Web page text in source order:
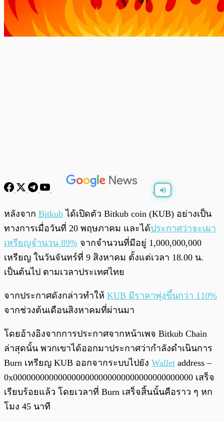
/ 0:00
หลังจาก Bitkub ได้เปิดตัว Bitkub coin (KUB) อย่างเป็น
ทางการเมื่อวันที่ 20 พฤษภาคม และได้ประกาศว่าจะเผา
เหรียญจำนวน 89% จากจำนวนที่มีอยู่ 1,000,000,000
เหรียญ ในวันจันทร์ที่ 9 สิงหาคม ตั้งแต่เวลา 18.00 น.
เป็นต้นไป ตามเวลาประเทศไทย
จากประกาศดังกล่าวทำให้ KUB มีราคาพุ่งขึ้นกว่า 110%
จากช่วงต้นเดือนสิงหาคมที่ผ่านมา
โดยอ้างอิงจากการประกาศจากหน้าเพจ Bitkub Chain
ล่าสุดนั้น พวกเขาได้ออกมาประกาศว่ากำลังดำเนินการ
Burn เหรียญ KUB ออกจากระบบไปยัง Wallet address –
0x0000000000000000000000000000000000000000 เสร็จ
เรียบร้อยแล้ว โดยเวลาที่ Burn เสร็จสิ้นนั้นคือราว ๆ หก
โมง 45 นาที